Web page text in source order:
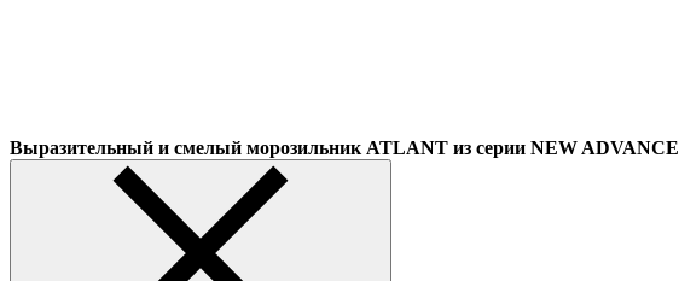
Выразительный и смелый морозильник ATLANT из серии NEW ADVANCE